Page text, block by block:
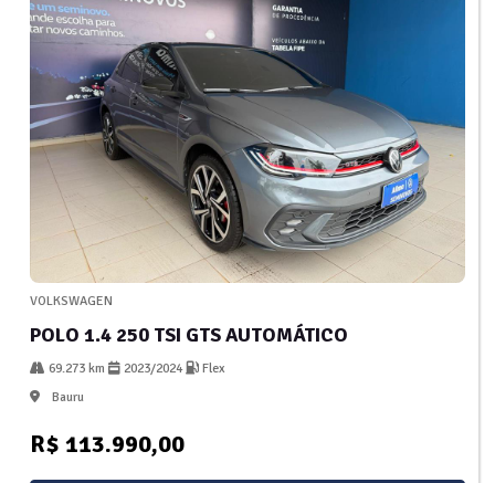
VOLKSWAGEN
POLO 1.4 250 TSI GTS AUTOMÁTICO
69.273 km 2023/2024
Flex
Bauru
R$ 113.990,00